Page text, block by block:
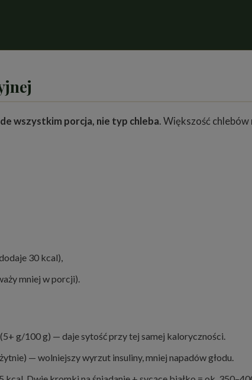
wszystkim porcja, nie typ chleba. Większość
30 kcal),
mniej w porcji).
(5+ g/100 g) — daje sytość przy tej samej kaloryczności.
— wolniejszy wyrzut insuliny, mniej napadów głodu.